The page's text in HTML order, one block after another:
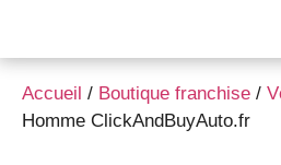
Accueil / Boutique franchise /
Homme ClickAndBuyAuto.fr